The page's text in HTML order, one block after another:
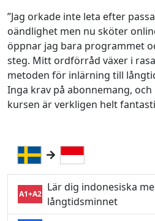
”Jag orkade inte leta efter
oändlighet men nu sköter
öppnar jag bara programmet
steg. Mitt ordförråd växer i
metoden för inlärning till
Inga krav på abonnemang,
kursen är verkligen helt
A1+A2
Lär dig indonesiska
långtidsminnet